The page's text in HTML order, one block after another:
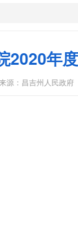
2020年
源：昌吉州人民政府